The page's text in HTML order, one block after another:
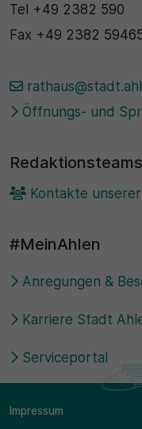
Tel +49 2382 590
Fax +49 2382
Öffnungs- und
Redaktionsteams
Kontakte
#MeinAhlen
Anregungen &
Karriere Stadt
Serviceportal
Impressum